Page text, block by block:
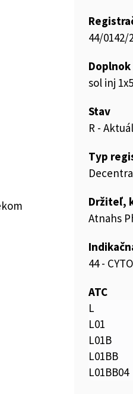
44/0142/
Doplnok
sol inj
Stav
R -
Typ
Držiteľ,
Atnahs
44 -
ATC
L
L01
L01B
L01BB
L01BB04